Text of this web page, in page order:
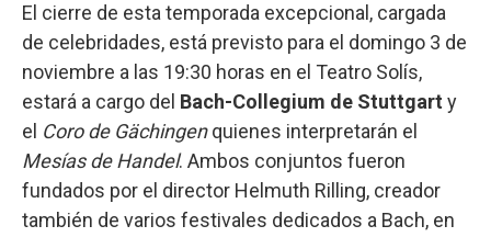
El cierre de esta temporada excepcional, cargada
de celebridades, está previsto para el domingo 3 de
noviembre a las 19:30 horas en el Teatro Solís,
estará a cargo del Bach-Collegium de Stuttgart y
el Coro de Gächingenquienes interpretarán el
Mesías de Handel. Ambos conjuntos fueron
fundados por el director Helmuth Rilling, creador
también de varios festivales dedicados a Bach, en